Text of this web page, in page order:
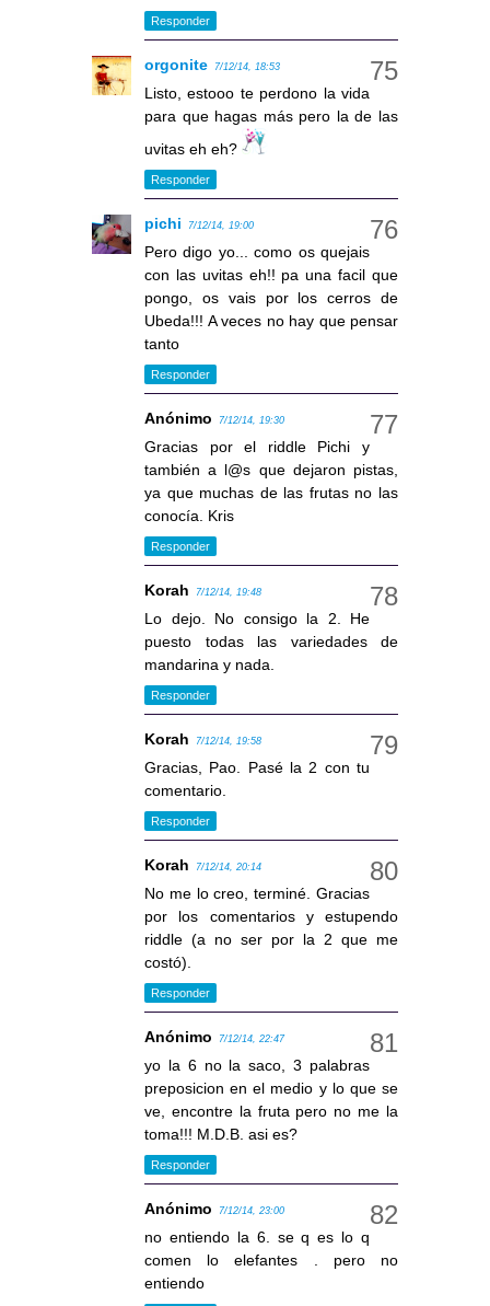
Responder
orgonite 7/12/14, 18:53
Listo, estooo te perdono la vida
para que hagas más pero la de las
uvitas eh eh?
Responder
pichi 7/12/14, 19:00
Pero digo yo... como os quejais
con las uvitas eh!! pa una facil que
pongo, os vais por los cerros de
Ubeda!!! A veces no hay que pensar
tanto
Responder
Anónimo 7/12/14, 19:30
Gracias por el riddle Pichi y
también a l@s que dejaron pistas,
ya que muchas de las frutas no las
conocía. Kris
Responder
Korah 7/12/14, 19:48
Lo dejo. No consigo la 2. He
puesto todas las variedades de
mandarina y nada.
Responder
Korah 7/12/14, 19:58
Gracias, Pao. Pasé la 2 con tu
comentario.
Responder
Korah 7/12/14, 20:14
No me lo creo, terminé. Gracias
por los comentarios y estupendo
riddle (a no ser por la 2 que me
costó).
Responder
Anónimo 7/12/14, 22:47
yo la 6 no la saco, 3 palabras
preposicion en el medio y lo que se
ve, encontre la fruta pero no me la
toma!!! M.D.B. asi es?
Responder
Anónimo 7/12/14, 23:00
no entiendo la 6. se q es lo q
comen lo elefantes . pero no
entiendo